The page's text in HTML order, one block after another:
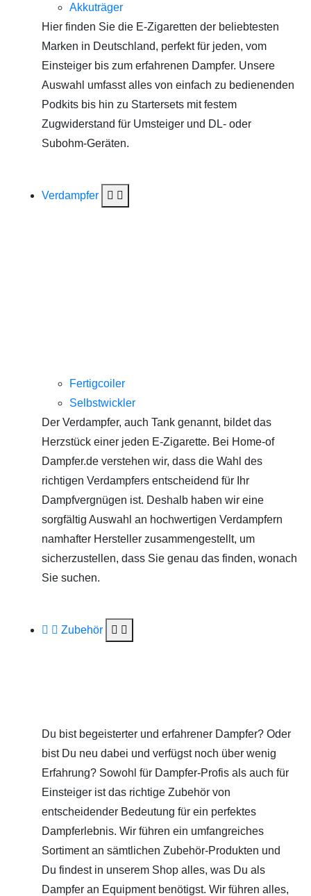
Akkuträger
Hier finden Sie die E-Zigaretten der beliebtesten
Marken in Deutschland, perfekt für jeden, vom
Einsteiger bis zum erfahrenen Dampfer. Unsere
Auswahl umfasst alles von einfach zu bedienenden
Podkits bis hin zu Startersets mit festem
Zugwiderstand für Umsteiger und DL- oder
Subohm-Geräten.
Verdampfer
Fertigcoiler
Selbstwickler
Der Verdampfer, auch Tank genannt, bildet das
Herzstück einer jeden E-Zigarette. Bei Home-of
Dampfer.de verstehen wir, dass die Wahl des
richtigen Verdampfers entscheidend für Ihr
Dampfvergnügen ist. Deshalb haben wir eine
sorgfältig Auswahl an hochwertigen Verdampfern
namhafter Hersteller zusammengestellt, um
sicherzustellen, dass Sie genau das finden, wonach
Sie suchen.
Zubehör
Du bist begeisterter und erfahrener Dampfer? Oder
bist Du neu dabei und verfügst noch über wenig
Erfahrung? Sowohl für Dampfer-Profis als auch für
Einsteiger ist das richtige Zubehör von
entscheidender Bedeutung für ein perfektes
Dampferlebnis. Wir führen ein umfangreiches
Sortiment an sämtlichen Zubehör-Produkten und
Du findest in unserem Shop alles, was Du als
Dampfer an Equipment benötigst. Wir führen alles,